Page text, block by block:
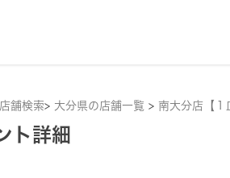
店舗検索> 大分県の店舗一覧 > 南大分店【１
ト詳細